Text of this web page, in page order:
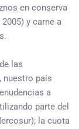
en conserva
y carne a
las
nuestro país
a
parte del
la cuota